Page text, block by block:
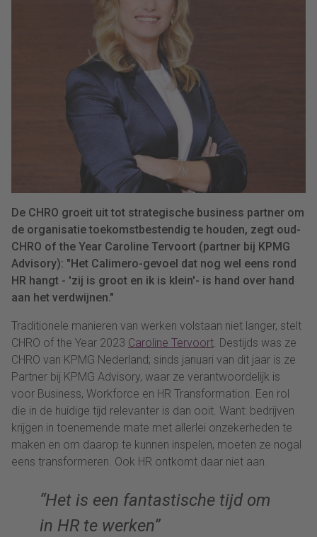
De CHRO groeit uit tot strategische business partner om
de organisatie toekomstbestendig te houden, zegt oud-
CHRO of the Year Caroline Tervoort (partner bij KPMG
Advisory): "Het Calimero-gevoel dat nog wel eens rond
HR hangt - 'zij is groot en ik is klein'- is hand over hand
aan het verdwijnen."
Traditionele manieren van werken volstaan niet langer, stelt
CHRO of the Year 2023 Caroline Tervoort. Destijds was ze
CHRO van KPMG Nederland; sinds januari van dit jaar is ze
Partner bij KPMG Advisory, waar ze verantwoordelijk is
voor Business, Workforce en HR Transformation. Een rol
die in de huidige tijd relevanter is dan ooit. Want: bedrijven
krijgen in toenemende mate met allerlei onzekerheden te
maken en om daarop te kunnen inspelen, moeten ze nogal
eens transformeren. Ook HR ontkomt daar niet aan.
“Het is een fantastische tijd om
in HR te werken”